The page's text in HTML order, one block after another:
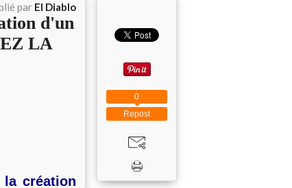
par El Diablo
d'un
LA
création
Repost
0